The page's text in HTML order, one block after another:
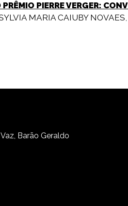
PIERRE VERGER:
MARIA CAIUBY NOVAES,
Barão Geraldo